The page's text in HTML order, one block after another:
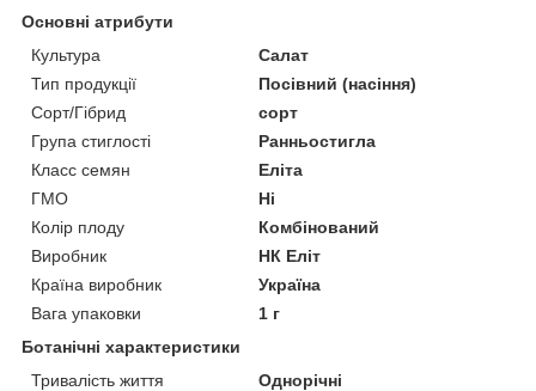
Основні атрибути
Культура
Салат
Тип продукції
Посівний (насіння)
Сорт/Гібрид
сорт
Група стиглості
Ранньостигла
Класс семян
Еліта
ГМО
Ні
Колір плоду
Комбінований
Виробник
НК Еліт
Країна виробник
Україна
Вага упаковки
1 г
Ботанічні характеристики
Тривалість життя
Однорічні